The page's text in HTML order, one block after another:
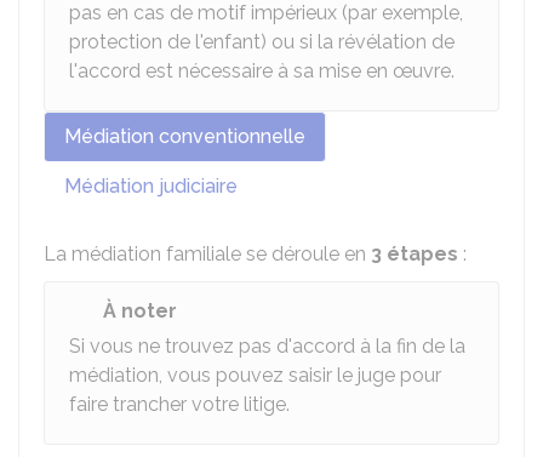
pas en cas de motif impérieux (par exemple,
protection de l'enfant) ou si la révélation de
l'accord est nécessaire à sa mise en œuvre.
Médiation conventionnelle
Médiation judiciaire
La médiation familiale se déroule en 3 étapes :
À noter
Si vous ne trouvez pas d'accord à la fin de la
médiation, vous pouvez saisir le juge pour
faire trancher votre litige.